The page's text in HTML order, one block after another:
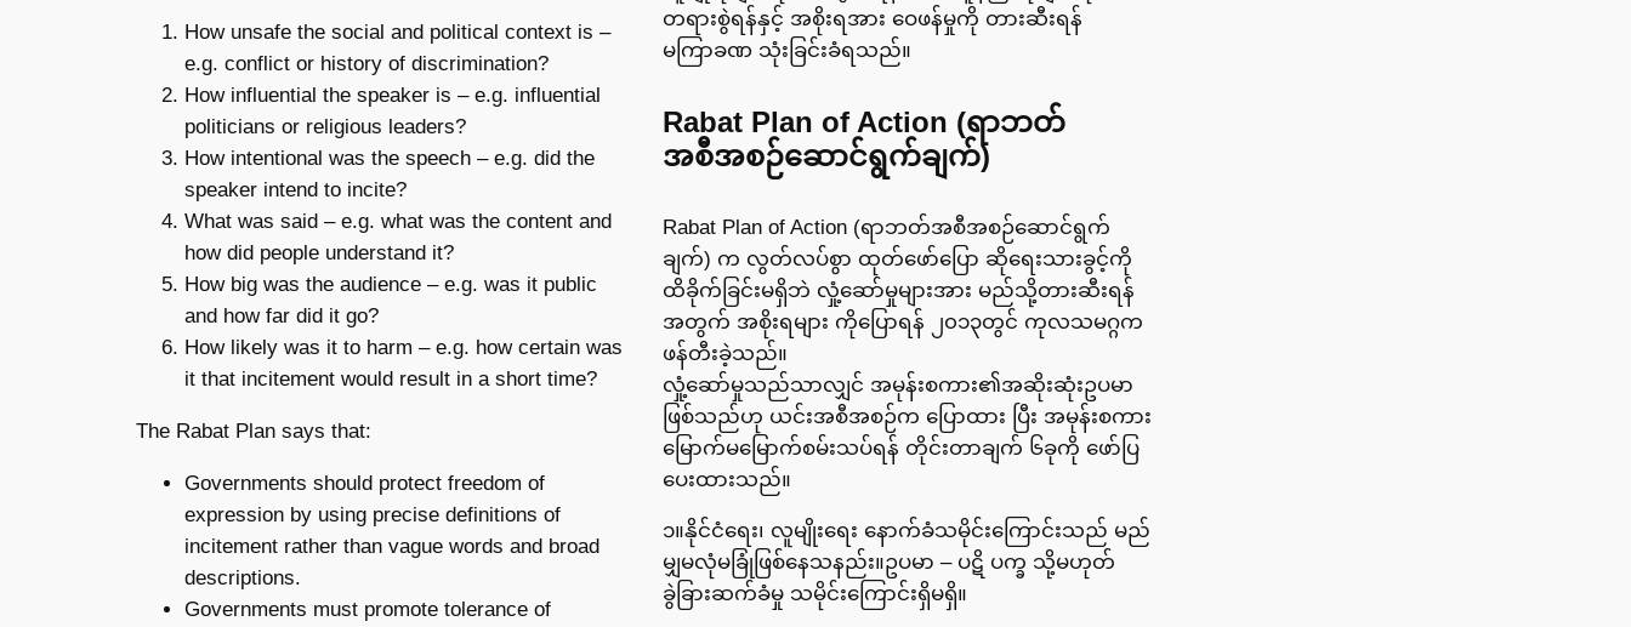
How unsafe the social and political context is –
e.g. conflict or history of discrimination?
How influential the speaker is – e.g. influential
politicians or religious leaders?
How intentional was the speech – e.g. did the
speaker intend to incite?
What was said – e.g. what was the content and
how did people understand it?
How big was the audience – e.g. was it public
and how far did it go?
How likely was it to harm – e.g. how certain was
it that incitement would result in a short time?
The Rabat Plan says that:
Governments should protect freedom of
expression by using precise definitions of
incitement rather than vague words and broad
descriptions.
Governments must promote tolerance of
တရားစွဲရန်နှင့် အစိုးရအား ဝေဖန်မှုကို တားဆီးရန်
မကြာခဏ သုံးခြင်းခံရသည်။
Rabat Plan of Action (ရာဘတ်
အစီအစဉ်ဆောင်ရွက်ချက်)
Rabat Plan of Action (ရာဘတ်အစီအစဉ်ဆောင်ရွက်
ချက်) က လွတ်လပ်စွာ ထုတ်ဖော်ပြော ဆိုရေးသားခွင့်ကို
ထိခိုက်ခြင်းမရှိဘဲ လှုံ့ဆော်မှုများအား မည်သို့တားဆီးရန်
အတွက် အစိုးရများ ကိုပြောရန် ၂၀၁၃တွင် ကုလသမဂ္ဂက
ဖန်တီးခဲ့သည်။
လှုံ့ဆော်မှုသည်သာလျှင် အမုန်းစကား၏အဆိုးဆုံးဥပမာ
ဖြစ်သည်ဟု ယင်းအစီအစဉ်က ပြောထား ပြီး အမုန်းစကား
မြောက်မမြောက်စမ်းသပ်ရန် တိုင်းတာချက် ၆ခုကို ဖော်ပြ
ပေးထားသည်။
၁။နိုင်ငံရေး၊ လူမျိုးရေး နောက်ခံသမိုင်းကြောင်းသည် မည်
မျှမလုံမခြုံဖြစ်နေသနည်း။ဥပမာ – ပဋိ ပက္ခ သို့မဟုတ်
ခွဲခြားဆက်ခံမှု သမိုင်းကြောင်းရှိမရှိ။